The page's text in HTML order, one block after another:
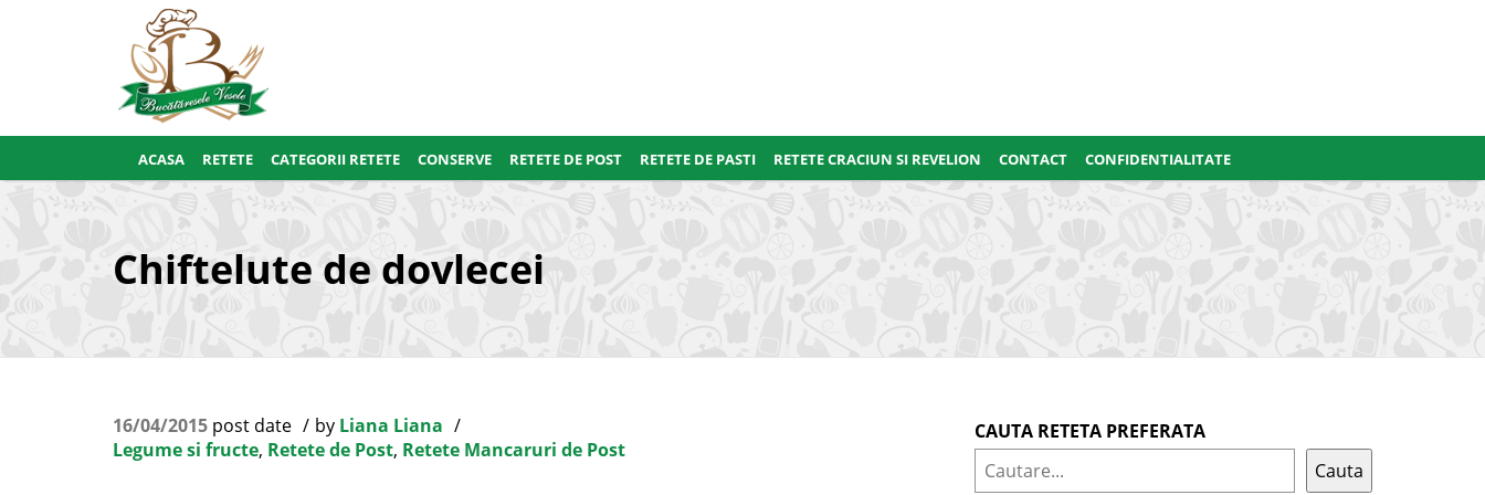
ACASA RETETE CATEGORII RETETE CONSERVE RETETE DE POST RETETE DE PASTI RETETE CRACIUN SI REVELION CONTACT CONFIDENTIALITATE
Chiftelute de dovlecei
16/04/2015 post date by Liana Liana
Legume si fructe, Retete de Post, Retete Mancaruri de Post
CAUTA RETETA PREFERATA
Cauta